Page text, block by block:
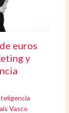
euros
y
Vasco